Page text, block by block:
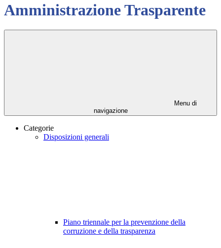
Amministrazione Trasparente
Menu di
navigazione
Categorie
Disposizioni generali
Piano triennale per la prevenzione della
corruzione e della trasparenza